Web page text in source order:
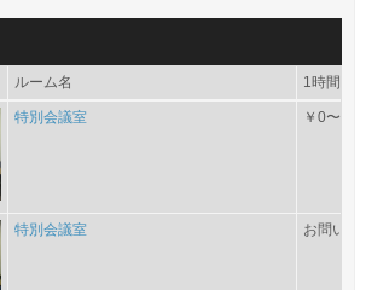
ルーム名 1時間あ
特別会議室 ￥0〜
特別会議室 お問い合